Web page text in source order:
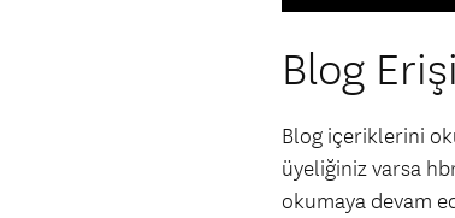
Blog
Blog içeriklerini
üyeliğiniz varsa
okumaya devam